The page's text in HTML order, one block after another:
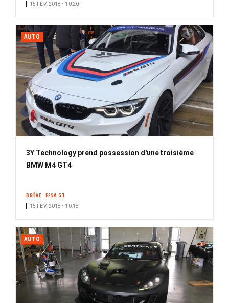
15 FÉV. 2018 • 10:20
AUTO
3Y Technology prend possession d'une troisième
BMW M4 GT4
BRÈVE FFSA GT
15 FÉV. 2018 • 10:18
AUTO